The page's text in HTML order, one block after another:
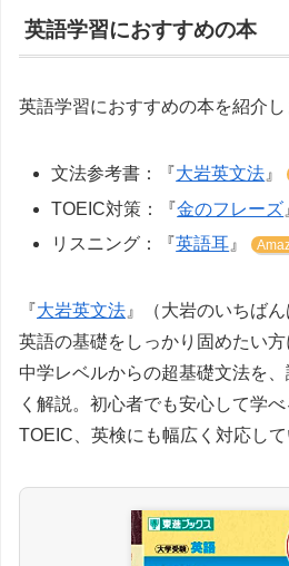
英語学習におすすめの本
英語学習におすすめの本を紹介し
文法参考書：『大岩英文法』
TOEIC対策：『金のフレーズ
リスニング：『英語耳 』
『大岩英文法 』（大岩のいちば
英語の基礎をしっかり固めたい方
中学レベルからの超基礎文法を
く解説。初心者でも安心して学
TOEIC、英検にも幅広く対応して